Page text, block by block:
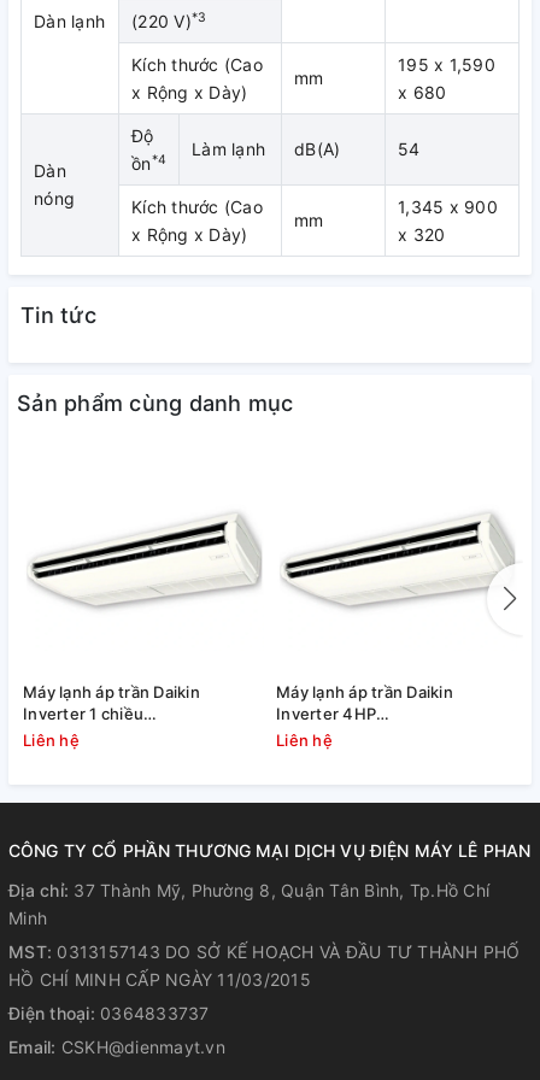
Dàn lạnh
(220 V)*3
Kích thước (Cao
x Rộng x Dày)
mm
195 x 1,590
x 680
Dàn
nóng
Độ
ồn*4
Làm lạnh dB(A) 54
Kích thước (Cao
x Rộng x Dày)
mm
1,345 x 900
x 320
Tin tức
Sản phẩm cùng danh mục
Máy lạnh áp trần Daikin
Inverter 1 chiều
FHFC125EV1/RZFC125EY1
Liên hệ
Máy lạnh áp trần Daikin
Inverter 4HP
FHFC100EV1/RZFC100EY1
Liên hệ
CÔNG TY CỔ PHẦN THƯƠNG MẠI DỊCH VỤ ĐIỆN MÁY LÊ PHAN
Địa chỉ: 37 Thành Mỹ, Phường 8, Quận Tân Bình, Tp.Hồ Chí
Minh
MST: 0313157143 DO SỞ KẾ HOẠCH VÀ ĐẦU TƯ THÀNH PHỐ
HỒ CHÍ MINH CẤP NGÀY 11/03/2015
Điện thoại: 0364833737
Email: CSKH@dienmayt.vn